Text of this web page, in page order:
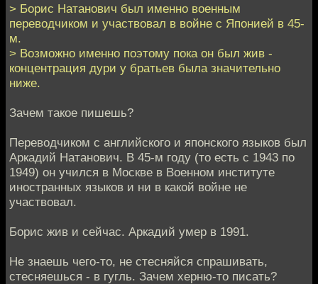
> Борис Натанович был именно военным
переводчиком и участвовал в войне с Японией в 45-
м.
> Возможно именно поэтому пока он был жив -
концентрация дури у братьев была значительно
ниже.
Зачем такое пишешь?
Переводчиком с английского и японского языков был
Аркадий Натанович. В 45-м году (то есть с 1943 по
1949) он учился в Москве в Военном институте
иностранных языков и ни в какой войне не
участвовал.
Борис жив и сейчас. Аркадий умер в 1991.
Не знаешь чего-то, не стесняйся спрашивать,
стесняешься - в гугль. Зачем херню-то писать?